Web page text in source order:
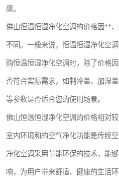
康。
佛山恒温恒湿净化空调的价格因**
不同。一般来说，恒温恒湿净化空
购恒温恒湿净化空调时，除了价格
否符合实际需求，如制冷量、加湿
等参数是否适合您的使用场景。
佛山恒温恒湿净化空调的价格相对
室内环境和的空气净化功能是传统
净化空调采用节能环保的技术，能
响，为用户带来舒适、健康的生活环